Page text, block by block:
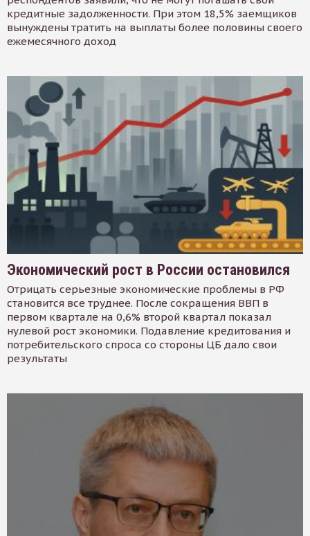
кредитные задолженности. При этом 18,5% заемщиков
вынуждены тратить на выплаты более половины своего
ежемесячного доход
Экономический рост в России остановился
Отрицать серьезные экономические проблемы в РФ
становится все труднее. После сокращения ВВП в
первом квартале на 0,6% второй квартал показал
нулевой рост экономики. Подавление кредитования и
потребительского спроса со стороны ЦБ дало свои
результаты